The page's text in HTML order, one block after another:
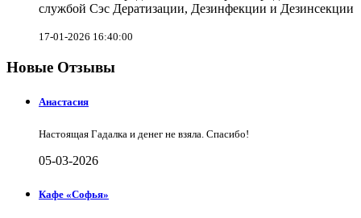
службой Сэс Дератизации, Дезинфекции и Дезинсекции
17-01-2026 16:40:00
Новые Отзывы
Анастасия
Настоящая Гадалка и денег не взяла. Спасибо!
05-03-2026
Кафе «Софья»